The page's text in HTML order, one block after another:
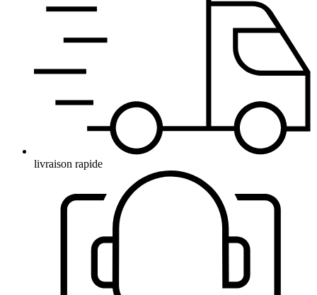
livraison rapide